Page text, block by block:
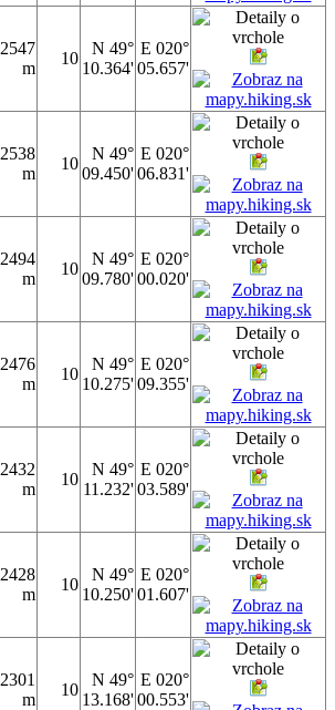
2547
m
10
N 49°
10.364'
E 020°
05.657'
2538
m
10
N 49°
09.450'
E 020°
06.831'
2494
m
10
N 49°
09.780'
E 020°
00.020'
2476
m
10
N 49°
10.275'
E 020°
09.355'
2432
m
10
N 49°
11.232'
E 020°
03.589'
2428
m
10
N 49°
10.250'
E 020°
01.607'
2301
m
10
N 49°
13.168'
E 020°
00.553'